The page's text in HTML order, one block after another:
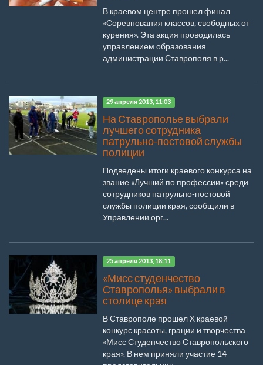
В краевом центре прошел финал
«Соревнования классов, свободных от
курения». Эта акция проводилась
управлением образования
администрации Ставрополя в р...
29 апреля 2013, 11:03
На Ставрополье выбрали
лучшего сотрудника
патрульно-постовой службы
полиции
Подведены итоги краевого конкурса на
звание «Лучший по профессии» среди
сотрудников патрульно-постовой
службы полиции края, сообщили в
Управлении орг...
25 апреля 2013, 18:11
«Мисс студенчество
Ставрополья» выбрали в
столице края
В Ставрополе прошел X краевой
конкурс красоты, грации и творчества
«Мисс Студенчество Ставропольского
края». В нем приняли участие 14